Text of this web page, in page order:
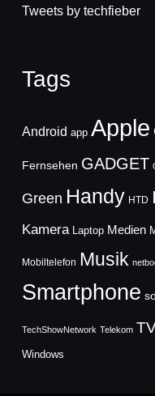
Tweets by techfieber
Tags
Android app Apple
Fernsehen GADGET
Green Handy HTD
Kamera Laptop Medien
Mobiltelefon Musik
Smartphone
TechShowNetwork Telekom
Windows